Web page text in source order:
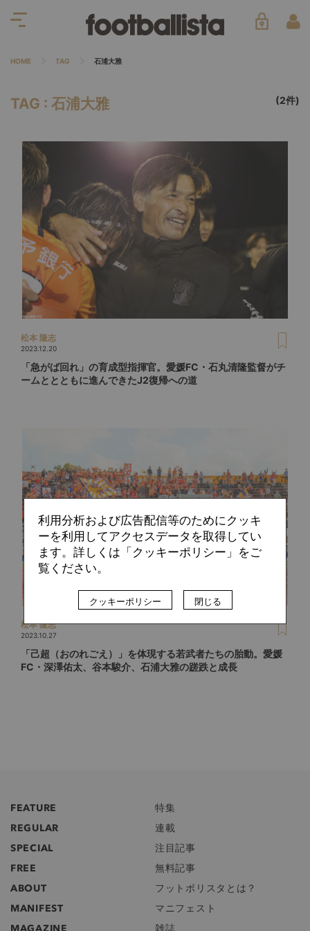
HOME TAG 石浦大雅
TAG : 石浦大雅 (2件)
松本 隆志
2023.12.20
「急がば回れ」の育成型指揮官。愛媛FC・石丸清隆監督がチ
ームととともに進んできたJ2復帰への道
松本 隆志
2023.10.27
「己超（おのれごえ）」を体現する若武者たちの胎動。愛媛
FC・深澤佑太、谷本駿介、石浦大雅の蹉跌と成長
FEATURE
特集
REGULAR
連載
SPECIAL
注目記事
FREE
無料記事
ABOUT
フットボリスタとは？
MANIFEST
マニフェスト
利用分析および広告配信等のためにクッキ
ーを利用してアクセスデータを取得してい
ます。詳しくは「クッキーポリシー」をご
覧ください。
クッキーポリシー 閉じる